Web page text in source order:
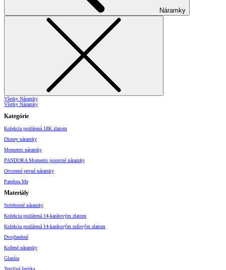
Náramky
Všetky Náramky
Všetky Náramky
Kategórie
Kolekcia pozlátená 18K zlatom
Disney náramky
Moments náramky
PANDORA Moments posuvné náramky
Otvorené pevné náramky
Pandora Me
Materiály
Strieborné náramky
Kolekcia pozlátená 14-karátovým zlatom
Kolekcia pozlátená 14-karátovým ružovým zlatom
Dvojfarebné
Kožené náramky
Glazúra
Textilná šnúrka